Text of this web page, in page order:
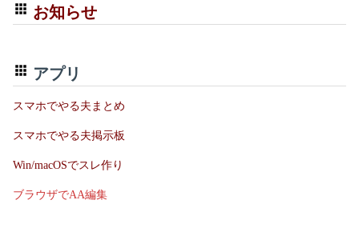
お知らせ
アプリ
スマホでやる夫まとめ
スマホでやる夫掲示板
Win/macOSでスレ作り
ブラウザでAA編集